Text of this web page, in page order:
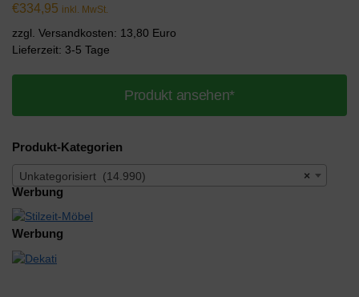
€334,95 inkl. MwSt.
zzgl. Versandkosten: 13,80 Euro
Lieferzeit: 3-5 Tage
Produkt ansehen*
Produkt-Kategorien
×
Unkategorisiert (14.990)
Werbung
Werbung